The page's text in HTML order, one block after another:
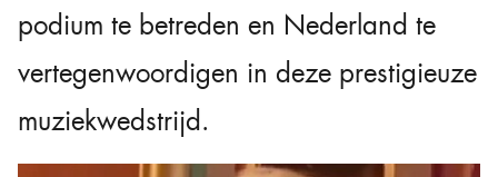
podium te betreden en Nederland te
vertegenwoordigen in deze prestigieuze
muziekwedstrijd.